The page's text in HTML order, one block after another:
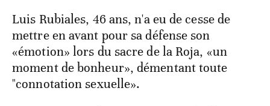
Luis Rubiales, 46 ans, n'a eu de cesse de
mettre en avant pour sa défense son
«émotion» lors du sacre de la Roja, «un
moment de bonheur», démentant toute
"connotation sexuelle».